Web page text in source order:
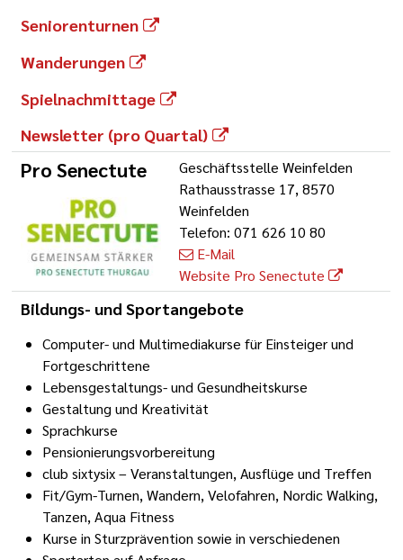
Seniorenturnen
Wanderungen
Spielnachmittage
Newsletter (pro Quartal)
Pro Senectute
Geschäftsstelle Weinfelden
Rathausstrasse 17, 8570
Weinfelden
Telefon: 071 626 10 80
E-Mail
Website Pro Senectute
Bildungs- und Sportangebote
Computer- und Multimediakurse für Einsteiger und
Fortgeschrittene
Lebensgestaltungs- und Gesundheitskurse
Gestaltung und Kreativität
Sprachkurse
Pensionierungsvorbereitung
club sixtysix – Veranstaltungen, Ausflüge und Treffen
Fit/Gym-Turnen, Wandern, Velofahren, Nordic Walking,
Tanzen, Aqua Fitness
Kurse in Sturzprävention sowie in verschiedenen